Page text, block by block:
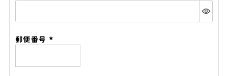
郵便番号